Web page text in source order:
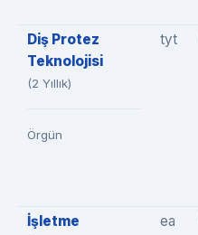
Diş Protez
Teknolojisi
(2 Yıllık)
Örgün
tyt
İşletme ea